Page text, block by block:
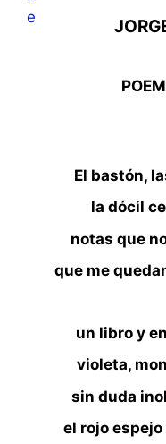
El bastón,
la dócil
notas que
que me
un libro y
violeta,
sin duda
el rojo